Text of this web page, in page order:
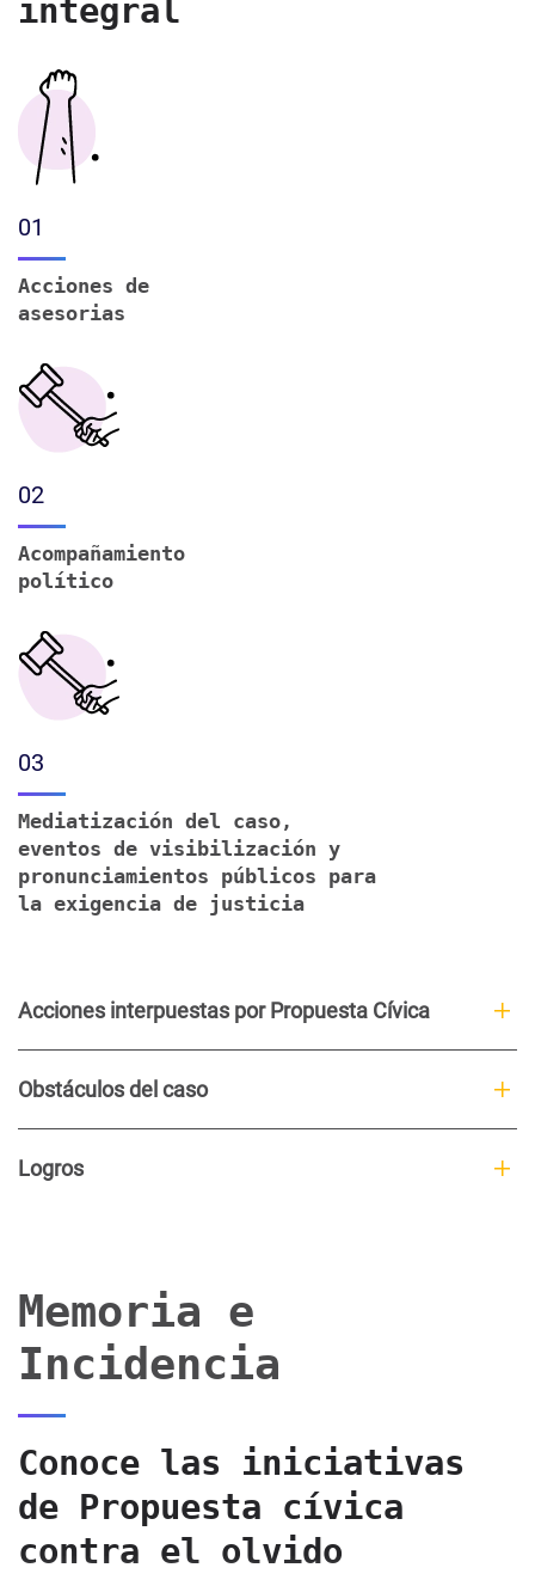
integral
01
Acciones de
asesorias
02
Acompañamiento
político
03
Mediatización del caso,
eventos de visibilización y
pronunciamientos públicos para
la exigencia de justicia
Acciones interpuestas por Propuesta Cívica
Obstáculos del caso
Logros
Memoria e
Incidencia
Conoce las iniciativas
de Propuesta cívica
contra el olvido